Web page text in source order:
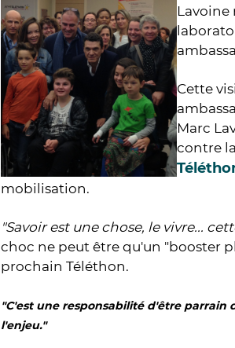
Lavoine
Cette
Marc
contre
mobilisation.
"Savoir est une chose, le vivre...
choc ne peut être qu'un "booster
prochain Téléthon.
"C'est une responsabilité d'être parrain
l'enjeu."